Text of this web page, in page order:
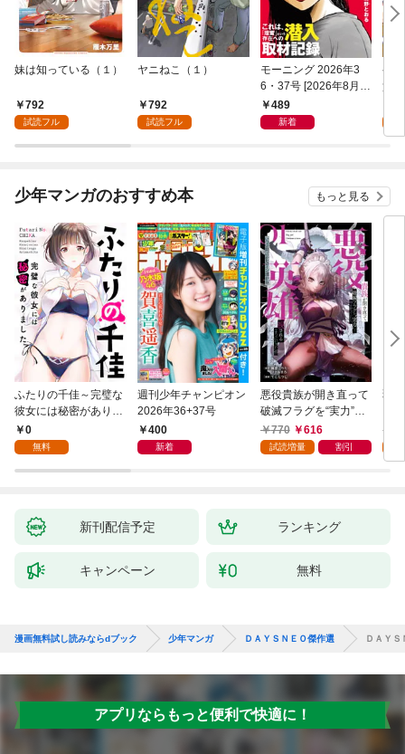
妹は知っている（１）
792
試読フル
ヤニねこ（１）
792
試読フル
モーニング 2026年3
6・37号 [2026年8月6
日発売]
489
新着
ゲ
貴
を
し
少年マンガのおすすめ本 もっと見る
ふたりの千佳～完璧な
彼女には秘密がありま
した(1)
0
無料
週刊少年チャンピオン
2026年36+37号
400
新着
悪役貴族が開き直って
破滅フラグを“実力”で
叩き折っていたら、い
つの間にかヒロイン達
770 616
試読増量 割引
弱
新刊配信予定 ランキング
キャンペーン 無料
漫画無料試し読みならdブック 少年マンガ ＤＡＹＳＮＥＯ傑作選 ＤＡＹＳ
アプリならもっと便利で快適に！